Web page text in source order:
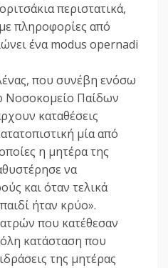
περιστατικά,
πληροφορίες από
ένα modus opernadi
που συνέβη ενόσω
Νοσοκομείο Παίδων
καταθέσεις
μία από
η μητέρα της
να
και όταν τελικά
ήταν κρύο».
που κατέθεσαν
κατάσταση που
της μητέρας